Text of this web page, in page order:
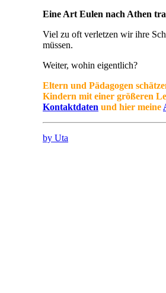
Eine Art Eulen nach Athen
Viel zu oft verletzen wir ihre
müssen.
Weiter, wohin eigentlich?
Eltern und Pädagogen
Kindern mit einer größeren
Kontaktdaten und hier meine
by Uta